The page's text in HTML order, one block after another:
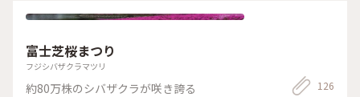
富士芝桜まつり
フジシバザクラマツリ
約80万株のシバザクラが咲き誇る 126